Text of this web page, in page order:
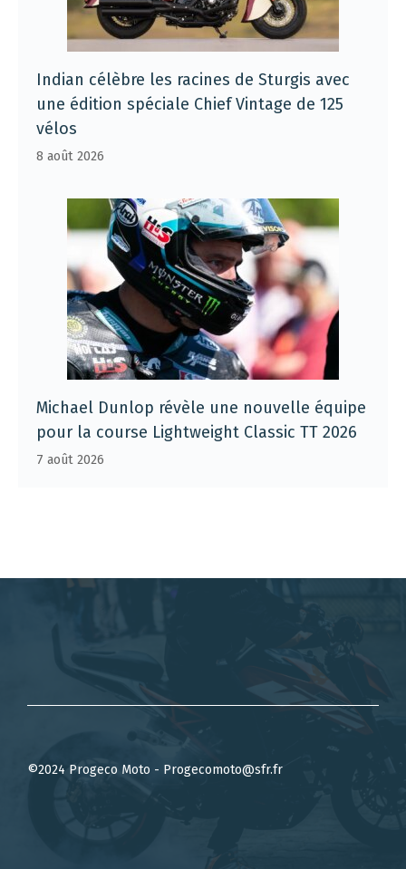
Indian célèbre les racines de Sturgis avec
une édition spéciale Chief Vintage de 125
vélos
8 août 2026
Michael Dunlop révèle une nouvelle équipe
pour la course Lightweight Classic TT 2026
7 août 2026
©2024 Progeco Moto - Progecomoto@sfr.fr